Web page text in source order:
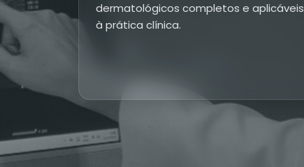
dermatológicos completos e aplicáveis
à prática clínica.